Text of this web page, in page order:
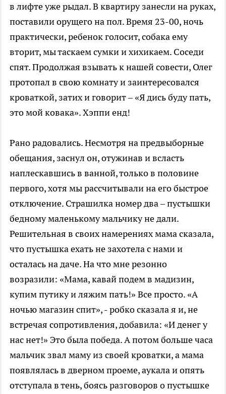
в лифте уже рыдал. В квартиру занесли на руках,
поставили орущего на пол. Время 23-00, ночь
практически, ребенок голосит, собака ему
вторит, мы таскаем сумки и хихикаем. Соседи
спят. Продолжая взывать к нашей совести, Олег
протопал в свою комнату и заинтересовался
кроваткой, затих и говорит – «Я дись буду пать,
это мой ковака». Хэппи енд!
Рано радовались. Несмотря на предвыборные
обещания, заснул он, отужинав и всласть
наплескавшись в ванной, только в половине
первого, хотя мы рассчитывали на его быстрое
отключение. Страшилка номер два – пустышки
бедному маленькому мальчику не дали.
Решительная в своих намерениях мама сказала,
что пустышка ехать не захотела с нами и
осталась на даче. На что мне резонно
возразили: «Мама, кавай подем в мадизин,
купим путику и ляжим пать!» Все просто. «А
ночью магазин спит», - робко сказала я и, не
встречая сопротивления, добавила: «И денег у
нас нет!» Это была победа. А потом больше часа
мальчик звал маму из своей кроватки, а мама
появлялась в дверном проеме, аукала и опять
отступала в тень, боясь разговоров о пустышке